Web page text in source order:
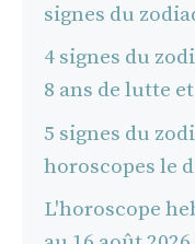
signes du
4 signes du
8 ans de lutte
5 signes du
horoscopes le
L'horoscope